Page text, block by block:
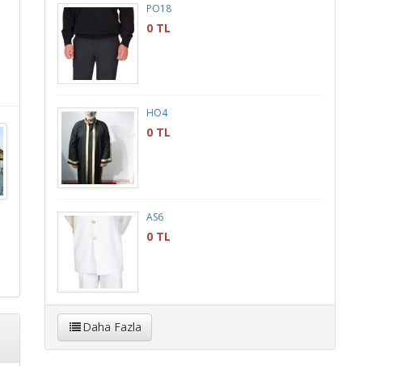
PO18
0 TL
HO4
0 TL
AS6
0 TL
Daha Fazla